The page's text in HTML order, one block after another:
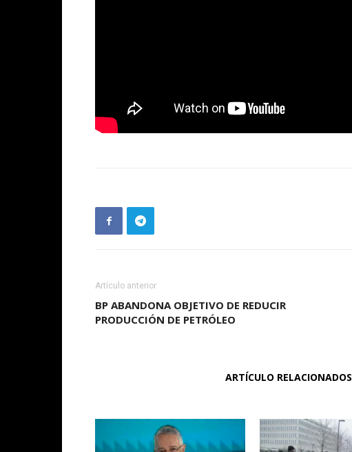
Artículo anterior
BP ABANDONA OBJETIVO DE REDUCIR
PRODUCCIÓN DE PETRÓLEO
ARTÍCULO RELACIONADOS